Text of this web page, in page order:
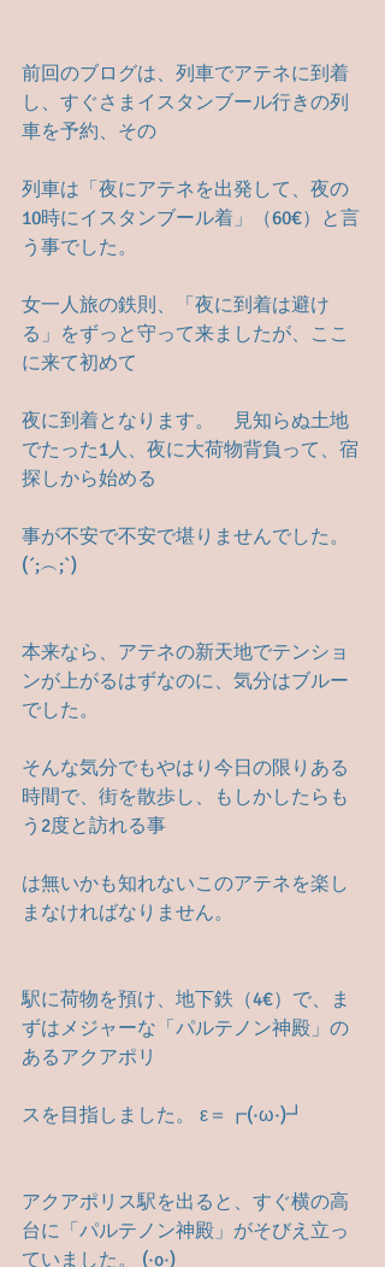
前回のブログは、列車でアテネに到着
し、すぐさまイスタンブール行きの列
車を予約、その
列車は「夜にアテネを出発して、夜の
10時にイスタンブール着」（60€）と言
う事でした。
女一人旅の鉄則、「夜に到着は避け
る」をずっと守って来ましたが、ここ
に来て初めて
夜に到着となります。　見知らぬ土地
でたった1人、夜に大荷物背負って、宿
探しから始める
事が不安で不安で堪りませんでした。
(´;︵;`)
本来なら、アテネの新天地でテンショ
ンが上がるはずなのに、気分はブルー
でした。
そんな気分でもやはり今日の限りある
時間で、街を散歩し、もしかしたらも
う2度と訪れる事
は無いかも知れないこのアテネを楽し
まなければなりません。
駅に荷物を預け、地下鉄（4€）で、ま
ずはメジャーな「パルテノン神殿」の
あるアクアポリ
スを目指しました。 ε＝┏(·ω·)┛
アクアポリス駅を出ると、すぐ横の高
台に「パルテノン神殿」がそびえ立っ
ていました。 (·o·)